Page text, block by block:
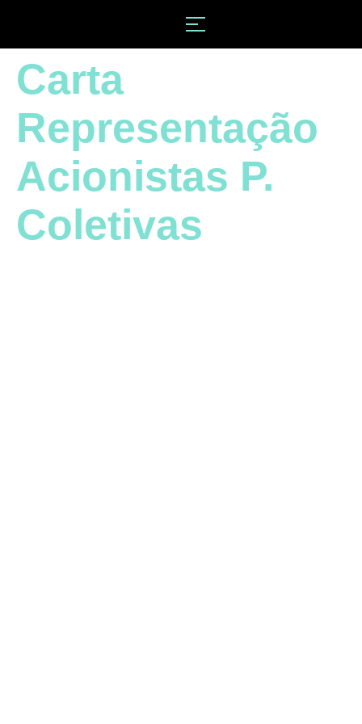
Carta
Representação
Acionistas P.
Coletivas